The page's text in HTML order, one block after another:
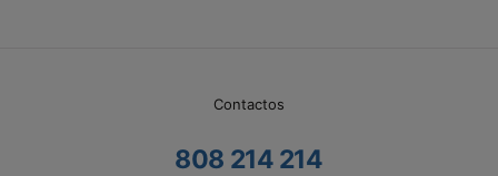
Contactos
808 214 214